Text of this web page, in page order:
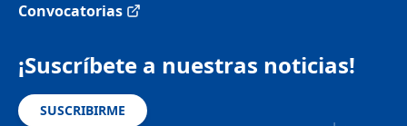
Convocatorias
¡Suscríbete a nuestras noticias!
SUSCRIBIRME